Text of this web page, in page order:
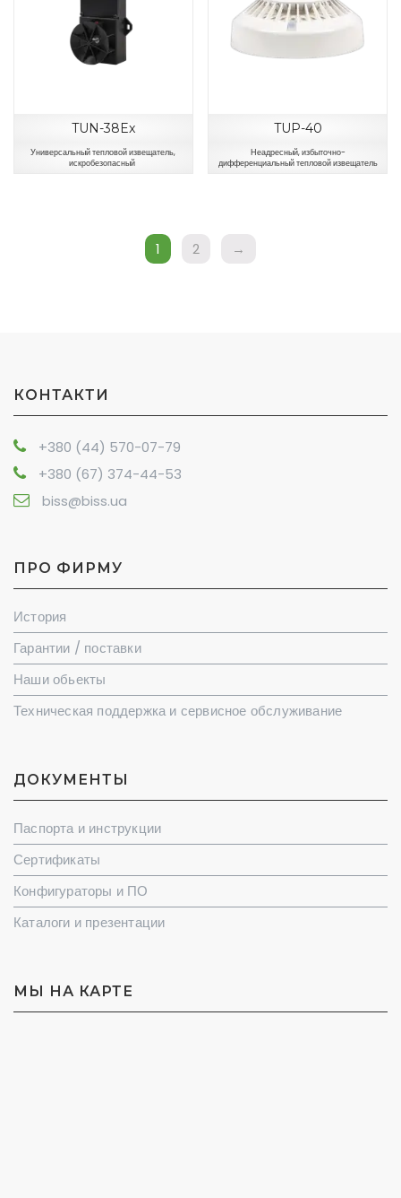
TUN-38Ex
Универсальный тепловой извещатель,
искробезопасный
TUP-40
Неадресный, избыточно-
дифференциальный тепловой извещатель
1 2 →
КОНТАКТИ
+380 (44) 570-07-79
+380 (67) 374-44-53
biss@biss.ua
ПРО ФИРМУ
История
Гарантии / поставки
Наши обьекты
Техническая поддержка и сервисное обслуживание
ДОКУМЕНТЫ
Паспорта и инструкции
Сертификаты
Конфигураторы и ПО
Каталоги и презентации
МЫ НА КАРТЕ